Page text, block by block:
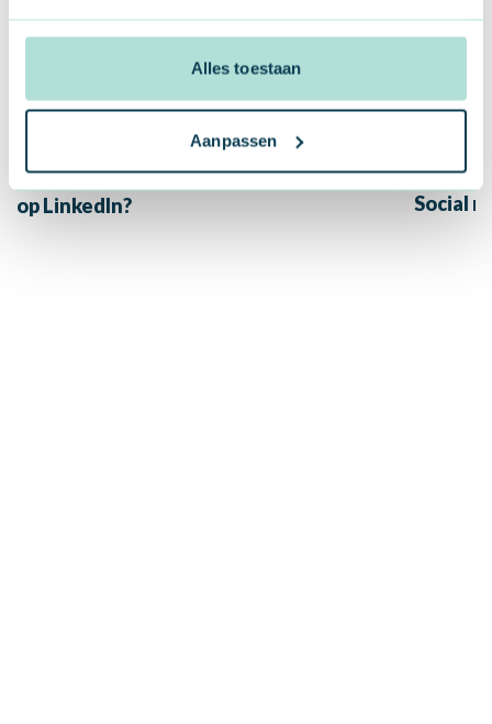
Alles toestaan
Aanpassen
SOCIAL MEDIA LIENEKE
LinkedIn trends 2026: wat verandert er
op LinkedIn?
Social